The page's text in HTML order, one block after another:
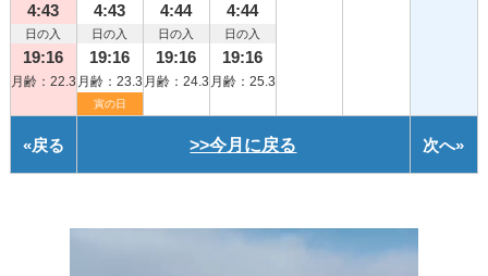
4:43
日の入
19:16
月齢：22.3
4:43
日の入
19:16
月齢：23.3
寅の日
4:44
日の入
19:16
月齢：24.3
4:44
日の入
19:16
月齢：25.3
«戻る >>今月に戻る 次へ»